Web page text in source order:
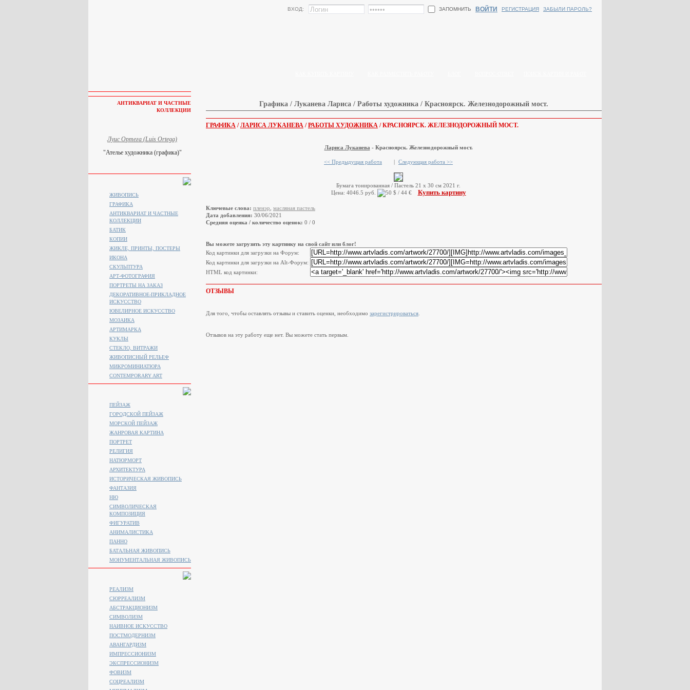
ВХОД: ЗАПОМНИТЬ ВОЙТИ РЕГИСТРАЦИЯ ЗАБЫЛИ ПАРОЛЬ?
Графика / Луканева Лариса / Работы художника / Красноярск. Железнодорожный мост.
ГРАФИКА /ЛАРИСА ЛУКАНЕВА /РАБОТЫ ХУДОЖНИКА / КРАСНОЯРСК. ЖЕЛЕЗНОДОРОЖНЫЙ МОСТ.
Лариса Луканева - Красноярск. Железнодорожный мост.
<< Предыдущая работа | Следующая работа >>
Бумага тонированная / Пастель 21 х 30 см 2021 г.
Цена: 4046.5 руб.
Купить картину
Ключевые слова: пленэр масляная пастель
Дата добавления: 30/06/2021
Средняя оценка / количество оценок: 0 / 0
Вы можете загрузить эту картинку на свой сайт или блог!
Код картинки для загрузки на Форум:
Код картинки для загрузки на Alt-Форум:
HTML код картинки:
ОТЗЫВЫ
Для того, чтобы оставлять отзывы и ставить оценки, необходимо зарегистрироваться
Отзывов на эту работу еще нет. Вы можете стать первым.
АНТИКВАРИАТ И ЧАСТНЫЕ
КОЛЛЕКЦИИ
Луис Ортега (Luis Ortega)
"Ателье художника (графика)"
ЖИВОПИСЬ
ГРАФИКА
АНТИКВАРИАТ И ЧАСТНЫЕ
КОЛЛЕКЦИИ
БАТИК
КОПИИ
ЖИКЛЕ, ПРИНТЫ, ПОСТЕРЫ
ИКОНА
СКУЛЬПТУРА
АРТ-ФОТОГРАФИЯ
ПОРТРЕТЫ НА ЗАКАЗ
ДЕКОРАТИВНОЕ-ПРИКЛАДНОЕ
ИСКУССТВО
ЮВЕЛИРНОЕ ИСКУССТВО
МОЗАИКА
АРТИМАРКА
КУКЛЫ
СТЕКЛО, ВИТРАЖИ
ЖИВОПИСНЫЙ РЕЛЬЕФ
МИКРОМИНИАТЮРА
CONTEMPORARY ART
ПЕЙЗАЖ
ГОРОДСКОЙ ПЕЙЗАЖ
МОРСКОЙ ПЕЙЗАЖ
ЖАНРОВАЯ КАРТИНА
ПОРТРЕТ
РЕЛИГИЯ
НАТЮРМОРТ
АРХИТЕКТУРА
ИСТОРИЧЕСКАЯ ЖИВОПИСЬ
ФАНТАЗИЯ
НЮ
СИМВОЛИЧЕСКАЯ
КОМПОЗИЦИЯ
ФИГУРАТИВ
АНИМАЛИСТИКA
ПАННО
БАТАЛЬНАЯ ЖИВОПИСЬ
МОНУМЕНТАЛЬНАЯ ЖИВОПИСЬ
РЕАЛИЗМ
СЮРРЕАЛИЗМ
АБСТРАКЦИОНИЗМ
СИМВОЛИЗМ
НАИВНОЕ ИСКУССТВО
ПОСТМОДЕРНИЗМ
АВАНГАРДИЗМ
ИМПРЕССИОНИЗМ
ЭКСПРЕССИОНИЗМ
ФОВИЗМ
СОЦРЕАЛИЗМ